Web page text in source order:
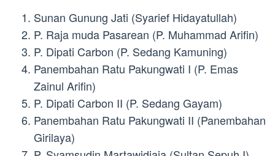
Sunan Gunung Jati (Syarief Hidayatullah)
P. Raja muda Pasarean (P. Muhammad Arifin)
P. Dipati Carbon (P. Sedang Kamuning)
Panembahan Ratu Pakungwati I (P. Emas
Zainul Arifin)
P. Dipati Carbon II (P. Sedang Gayam)
Panembahan Ratu Pakungwati II (Panembahan
Girilaya)